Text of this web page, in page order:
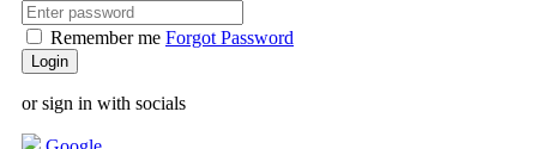
Remember me Forgot Password
or sign in with socials